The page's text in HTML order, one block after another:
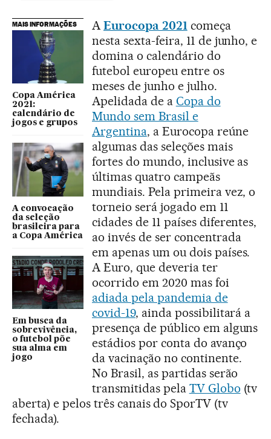
MAIS INFORMAÇÕES
Copa América
2021:
calendário de
jogos e grupos
A convocação
da seleção
brasileira para
a Copa América
Em busca da
sobrevivência,
o futebol põe
sua alma em
jogo
AEurocopa 2021 começa
nesta sexta-feira, 11 de junho, e
domina o calendário do
futebol europeu entre os
meses de junho e julho.
Apelidada de a Copa do
Mundo sem Brasil e
Argentina, a Eurocopa reúne
algumas das seleções mais
fortes do mundo, inclusive as
últimas quatro campeãs
mundiais. Pela primeira vez, o
torneio será jogado em 11
cidades de 11 países diferentes,
ao invés de ser concentrada
em apenas um ou dois países.
A Euro, que deveria ter
ocorrido em 2020 mas foi
adiada pela pandemia de
covid-19, ainda possibilitará a
presença de público em alguns
estádios por conta do avanço
da vacinação no continente.
No Brasil, as partidas serão
transmitidas pela TV Globo (tv
aberta) e pelos três canais do SporTV (tv
fechada).